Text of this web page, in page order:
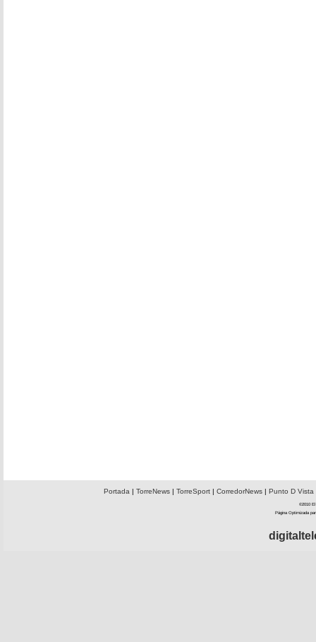
Portada | TorreNews| TorreSport| CorredorNews| Punto D Vista
©2010 El
Página Optimizada